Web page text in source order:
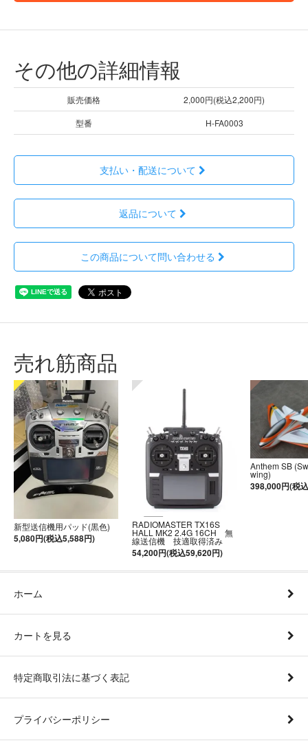
その他の詳細情報
販売価格
2,000円(税込2,200円)
型番
H-FA0003
支払い・配送について
返品について
この商品について問い合わせる
売れ筋商品
新型送信機用パッド(黒色)
5,080円(税込5,588円)
RADIOMASTER TX16S
HALL MK2 2.4G 16CH 無
線送信機 技適取得済み
54,200円(税込59,620円)
Anthem SB
wing)
398,000円(税
ホーム
カートを見る
特定商取引法に基づく表記
プライバシーポリシー